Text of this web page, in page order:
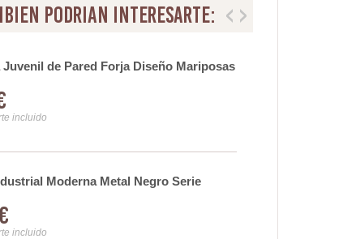
podrian interesarte:
Juvenil de Pared Forja Diseño Mariposas
incluido
Moderna Metal Negro Serie
incluido